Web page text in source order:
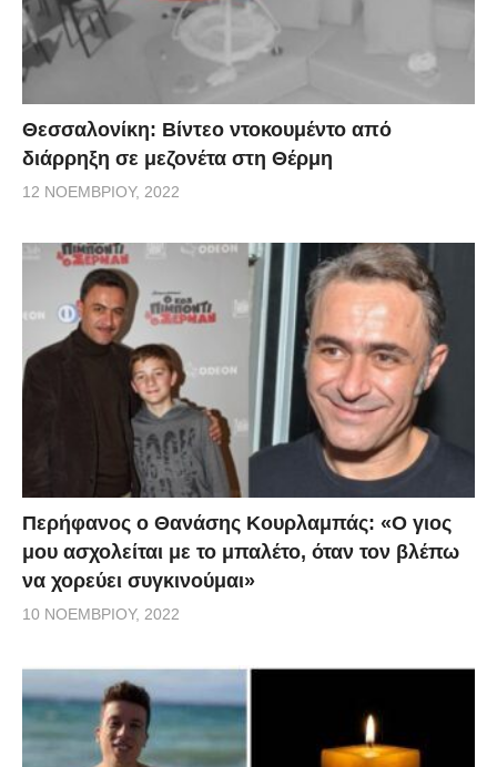
Θεσσαλονίκη: Βίντεο ντοκουμέντο από
διάρρηξη σε μεζονέτα στη Θέρμη
12 ΝΟΕΜΒΡΊΟΥ, 2022
Περήφανος ο Θανάσης Κουρλαμπάς: «Ο γιος
μου ασχολείται με το μπαλέτο, όταν τον βλέπω
να χορεύει συγκινούμαι»
10 ΝΟΕΜΒΡΊΟΥ, 2022